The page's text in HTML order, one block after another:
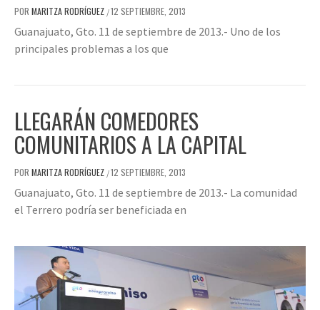
POR MARITZA RODRÍGUEZ /12 SEPTIEMBRE, 2013
Guanajuato, Gto. 11 de septiembre de 2013.- Uno de los
principales problemas a los que
LLEGARÁN COMEDORES
COMUNITARIOS A LA CAPITAL
POR MARITZA RODRÍGUEZ /12 SEPTIEMBRE, 2013
Guanajuato, Gto. 11 de septiembre de 2013.- La comunidad
el Terrero podría ser beneficiada en